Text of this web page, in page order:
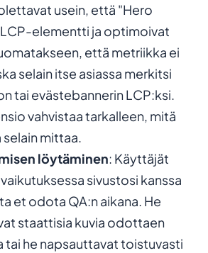
usein, että "Hero
elementti ja optimoivat
että metriikka ei
selain itse asiassa merkitsi
tai evästebannerin LCP:ksi.
vahvistaa tarkalleen, mitä
mittaa.
löytäminen: Käyttäjät
sivustosi kanssa
et odota QA:n aikana. He
staattisia kuvia odottaen
tai he napsauttavat toistuvasti